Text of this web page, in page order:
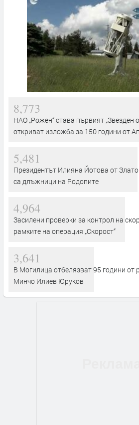
8,773
НАО „Рожен“ става първият „Звезден
откриват изложба за 150 години от
5,481
Президентът Илияна Йотова от
са длъжници на Родопите
4,964
Засилени проверки за контрол на
рамките на операция „Скорост“
3,641
В Могилица отбелязват 95 години от
Минчо Илиев Юруков